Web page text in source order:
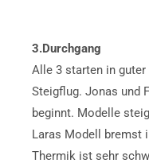
3.Durchgang
Alle 3 starten in
Steigflug. Jonas und
beginnt. Modelle
Laras Modell bremst
Thermik ist sehr